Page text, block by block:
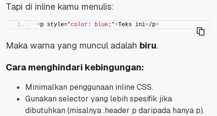
Tapi di inline kamu menulis:
<p style="color: blue;">Teks ini</p>
Maka warna yang muncul adalah biru.
Cara menghindari kebingungan:
Minimalkan penggunaan inline CSS.
Gunakan selector yang lebih spesifik jika
dibutuhkan (misalnya.header p daripada hanya p).